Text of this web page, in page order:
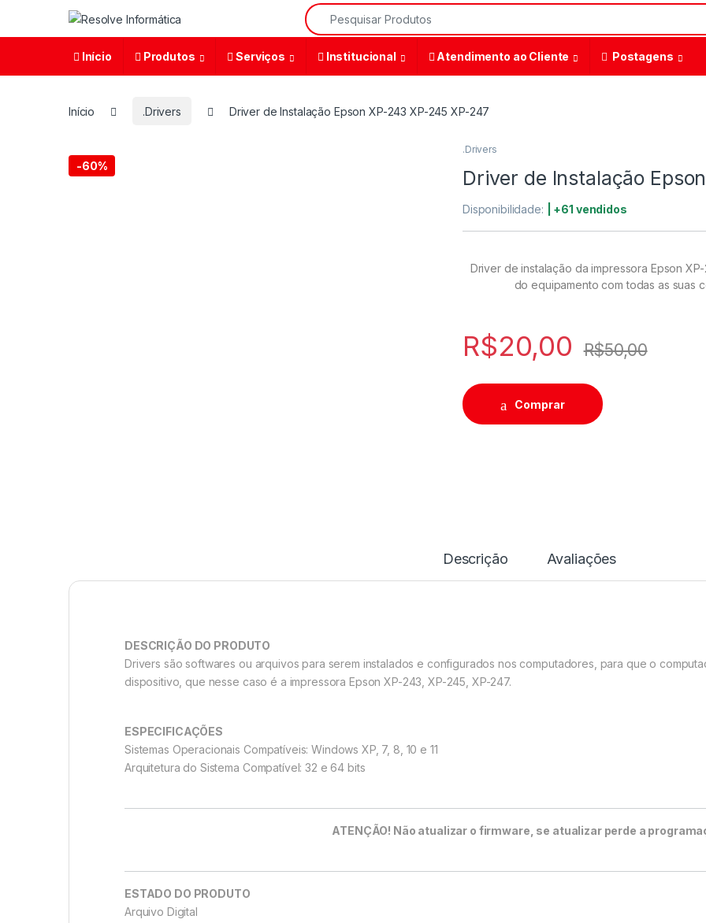
Início Produtos Serviços Institucional Atendimento ao Cliente Postagens
Início .Drivers Driver de Instalação Epson XP-243 XP-245 XP-247
-60%
.Drivers
Driver de Instalação
Disponibilidade: | +61 vendidos
Driver de instalação da impressora Epson
do equipamento com todas as suas
R$20,00 R$50,00
Comprar
Descrição Avaliações
DESCRIÇÃO DO PRODUTO
Drivers são softwares ou arquivos para serem instalados e configurados nos computadores, para que o
dispositivo, que nesse caso é a impressora Epson XP-243, XP-245, XP-247.
ESPECIFICAÇÕES
Sistemas Operacionais Compatíveis: Windows XP, 7, 8, 10 e 11
Arquitetura do Sistema Compatível: 32 e 64 bits
ATENÇÃO! Não atualizar o firmware, se atualizar perde a
ESTADO DO PRODUTO
Arquivo Digital